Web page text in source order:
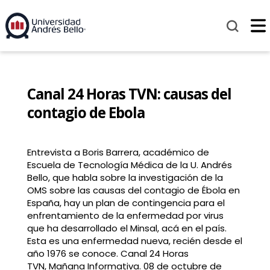
Canal 24 Horas TVN: causas del
contagio de Ebola
Entrevista a Boris Barrera, académico de
Escuela de Tecnología Médica de la U. Andrés
Bello, que habla sobre la investigación de la
OMS sobre las causas del contagio de Ébola en
España, hay un plan de contingencia para el
enfrentamiento de la enfermedad por virus
que ha desarrollado el Minsal, acá en el país.
Esta es una enfermedad nueva, recién desde el
año 1976 se conoce. Canal 24 Horas
TVN, Mañana Informativa. 08 de octubre de